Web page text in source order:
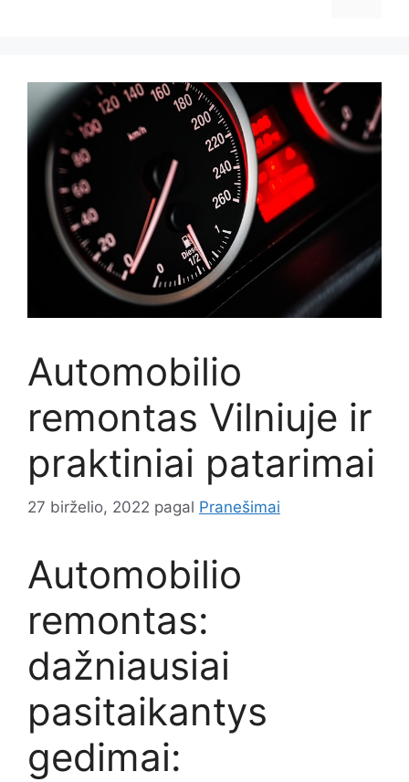
Automobilio
remontas Vilniuje ir
praktiniai patarimai
27 birželio, 2022 pagal Pranešimai
Automobilio
remontas:
dažniausiai
pasitaikantys
gedimai: